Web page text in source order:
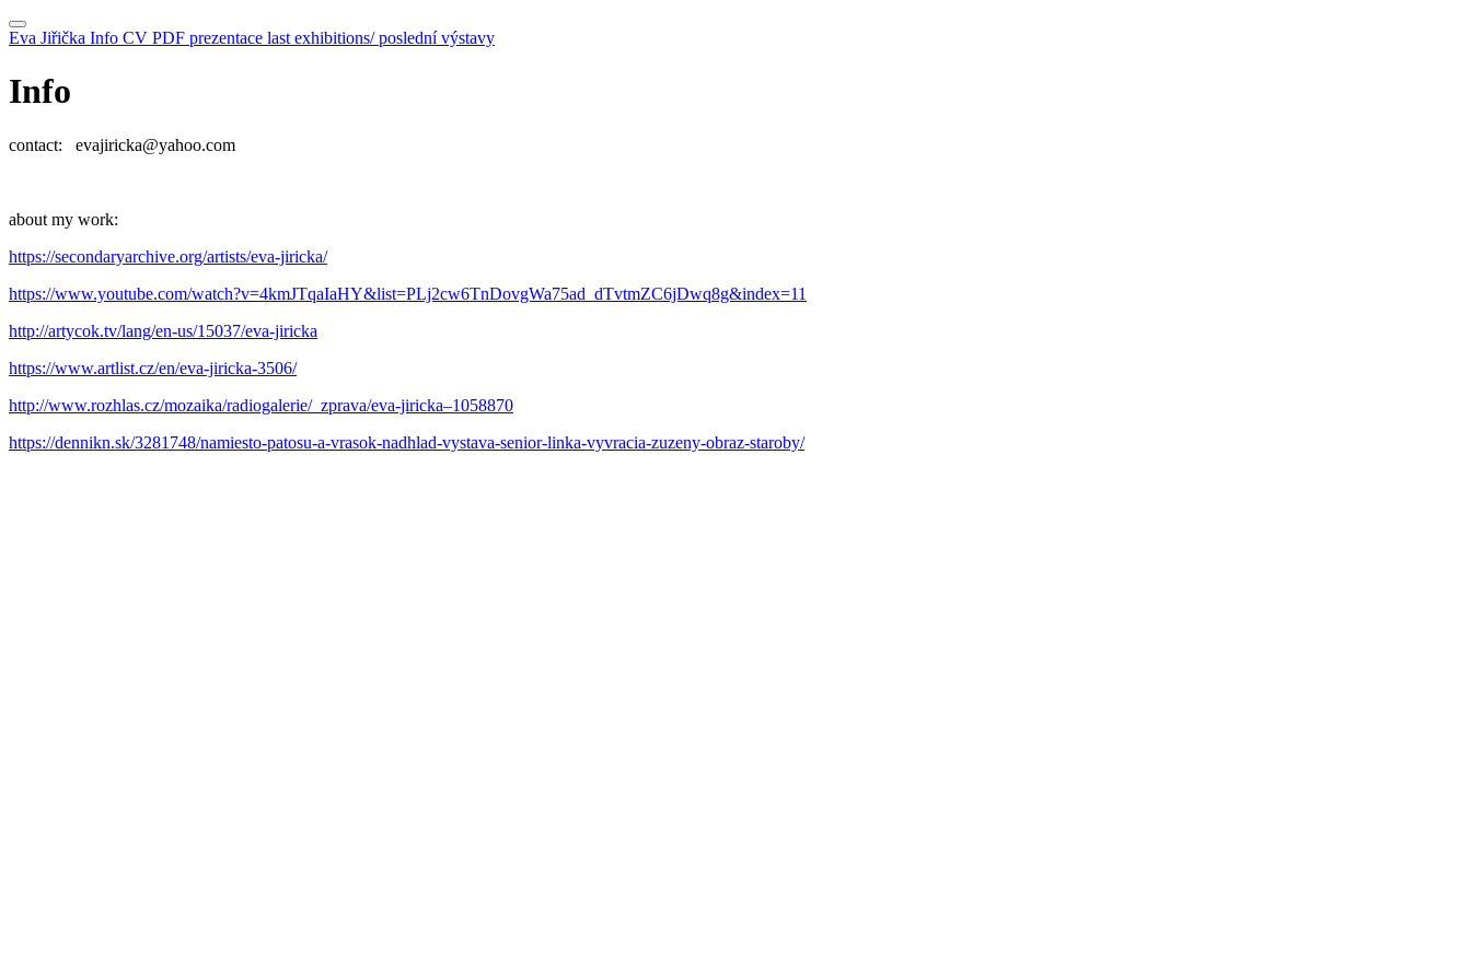
Eva Jiřička Info CV PDF prezentace last exhibitions/ poslední výstavy
Info
contact: evajiricka@yahoo.com
about my work:
https://secondaryarchive.org/artists/eva-jiricka/
https://www.youtube.com/watch?v=4kmJTqaIaHY&list=PLj2cw6TnDovgWa75ad_dTvtmZC6jDwq8g&index=11
http://artycok.tv/lang/en-us/15037/eva-jiricka
https://www.artlist.cz/en/eva-jiricka-3506/
http://www.rozhlas.cz/mozaika/radiogalerie/_zprava/eva-jiricka–1058870
https://dennikn.sk/3281748/namiesto-patosu-a-vrasok-nadhlad-vystava-senior-linka-vyvracia-zuzeny-obraz-staroby/